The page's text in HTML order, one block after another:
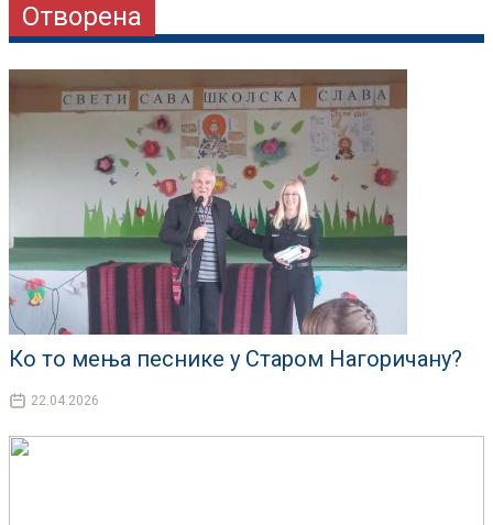
Отворена
Ко то мења песнике у Старом Нагоричану?
22.04.2026